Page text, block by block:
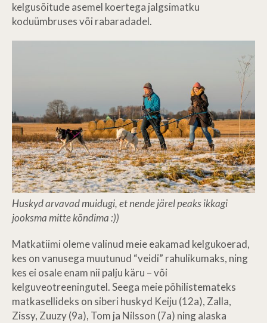
kelgusõitude asemel koertega jalgsimatku
koduümbruses või rabaradadel.
Huskyd arvavad muidugi, et nende järel peaks ikkagi
jooksma mitte kõndima :))
Matkatiimi oleme valinud meie eakamad kelgukoerad,
kes on vanusega muutunud “veidi” rahulikumaks, ning
kes ei osale enam nii palju käru – või
kelguveotreeningutel. Seega meie põhilistemateks
matkasellideks on siberi huskyd Keiju (12a), Zalla,
Zissy, Zuuzy (9a), Tom ja Nilsson (7a) ning alaska